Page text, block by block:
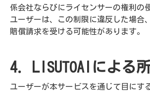
係会社ならびにライセンサーの権利の
ユーザーは、この制限に違反した場合
賠償請求を受ける可能性があります。
4. LISUTOAIによる
ユーザーが本サービスを通じて目にす